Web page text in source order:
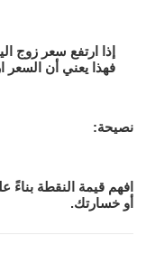
فهذا يعني أن السعر
نصيحة:
افهم قيمة النقطة
أو خسارتك.